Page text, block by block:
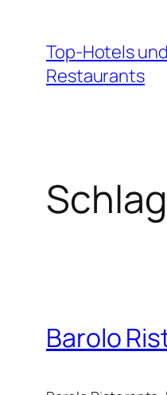
Inhalt
springen
Top-Hotels und
Restaurants
Barolo